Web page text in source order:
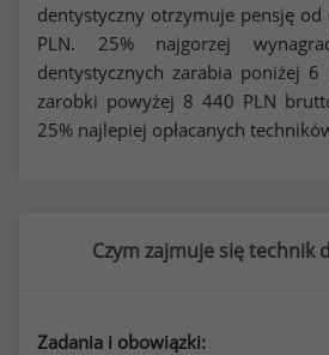
dentystyczny otrzymuje pensję od
PLN. 25% najgorzej
dentystycznych zarabia poniżej 6
zarobki powyżej 8 440 PLN
25% najlepiej opłacanych
Czym zajmuje się technik
Zadania i obowiązki: